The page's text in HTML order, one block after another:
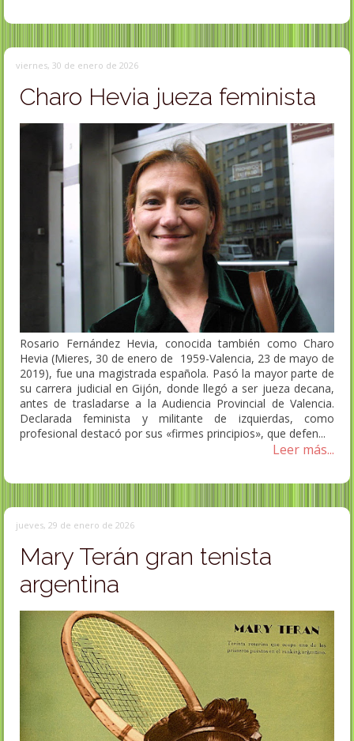
viernes, 30 de enero de 2026
Charo Hevia jueza feminista
Rosario Fernández Hevia, conocida también como Charo
Hevia (Mieres, 30 de enero de 1959-Valencia, 23 de mayo de
2019), fue una magistrada española. Pasó la mayor parte de
su carrera judicial en Gijón, donde llegó a ser jueza decana,
antes de trasladarse a la Audiencia Provincial de Valencia.
Declarada feminista y militante de izquierdas, como
profesional destacó por sus «firmes principios», que defen...
Leer más...
jueves, 29 de enero de 2026
Mary Terán gran tenista
argentina